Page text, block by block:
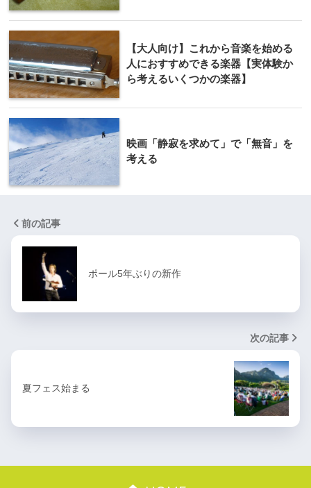
【大人向け】これから音楽を始める
人におすすめできる楽器【実体験か
ら考えるいくつかの楽器】
映画「静寂を求めて」で「無音」を
考える
前の記事
ポール5年ぶりの新作
次の記事
夏フェス始まる